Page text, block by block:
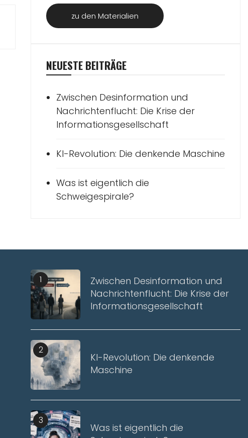
zu den Materialien
NEUESTE BEITRÄGE
Zwischen Desinformation und
Nachrichtenflucht: Die Krise der
Informationsgesellschaft
KI-Revolution: Die denkende Maschine
Was ist eigentlich die
Schweigespirale?
1
Zwischen Desinformation und
Nachrichtenflucht: Die Krise der
Informationsgesellschaft
2
KI-Revolution: Die denkende
Maschine
3
Was ist eigentlich die